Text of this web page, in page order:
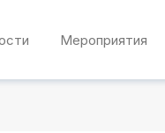
Мероприятия